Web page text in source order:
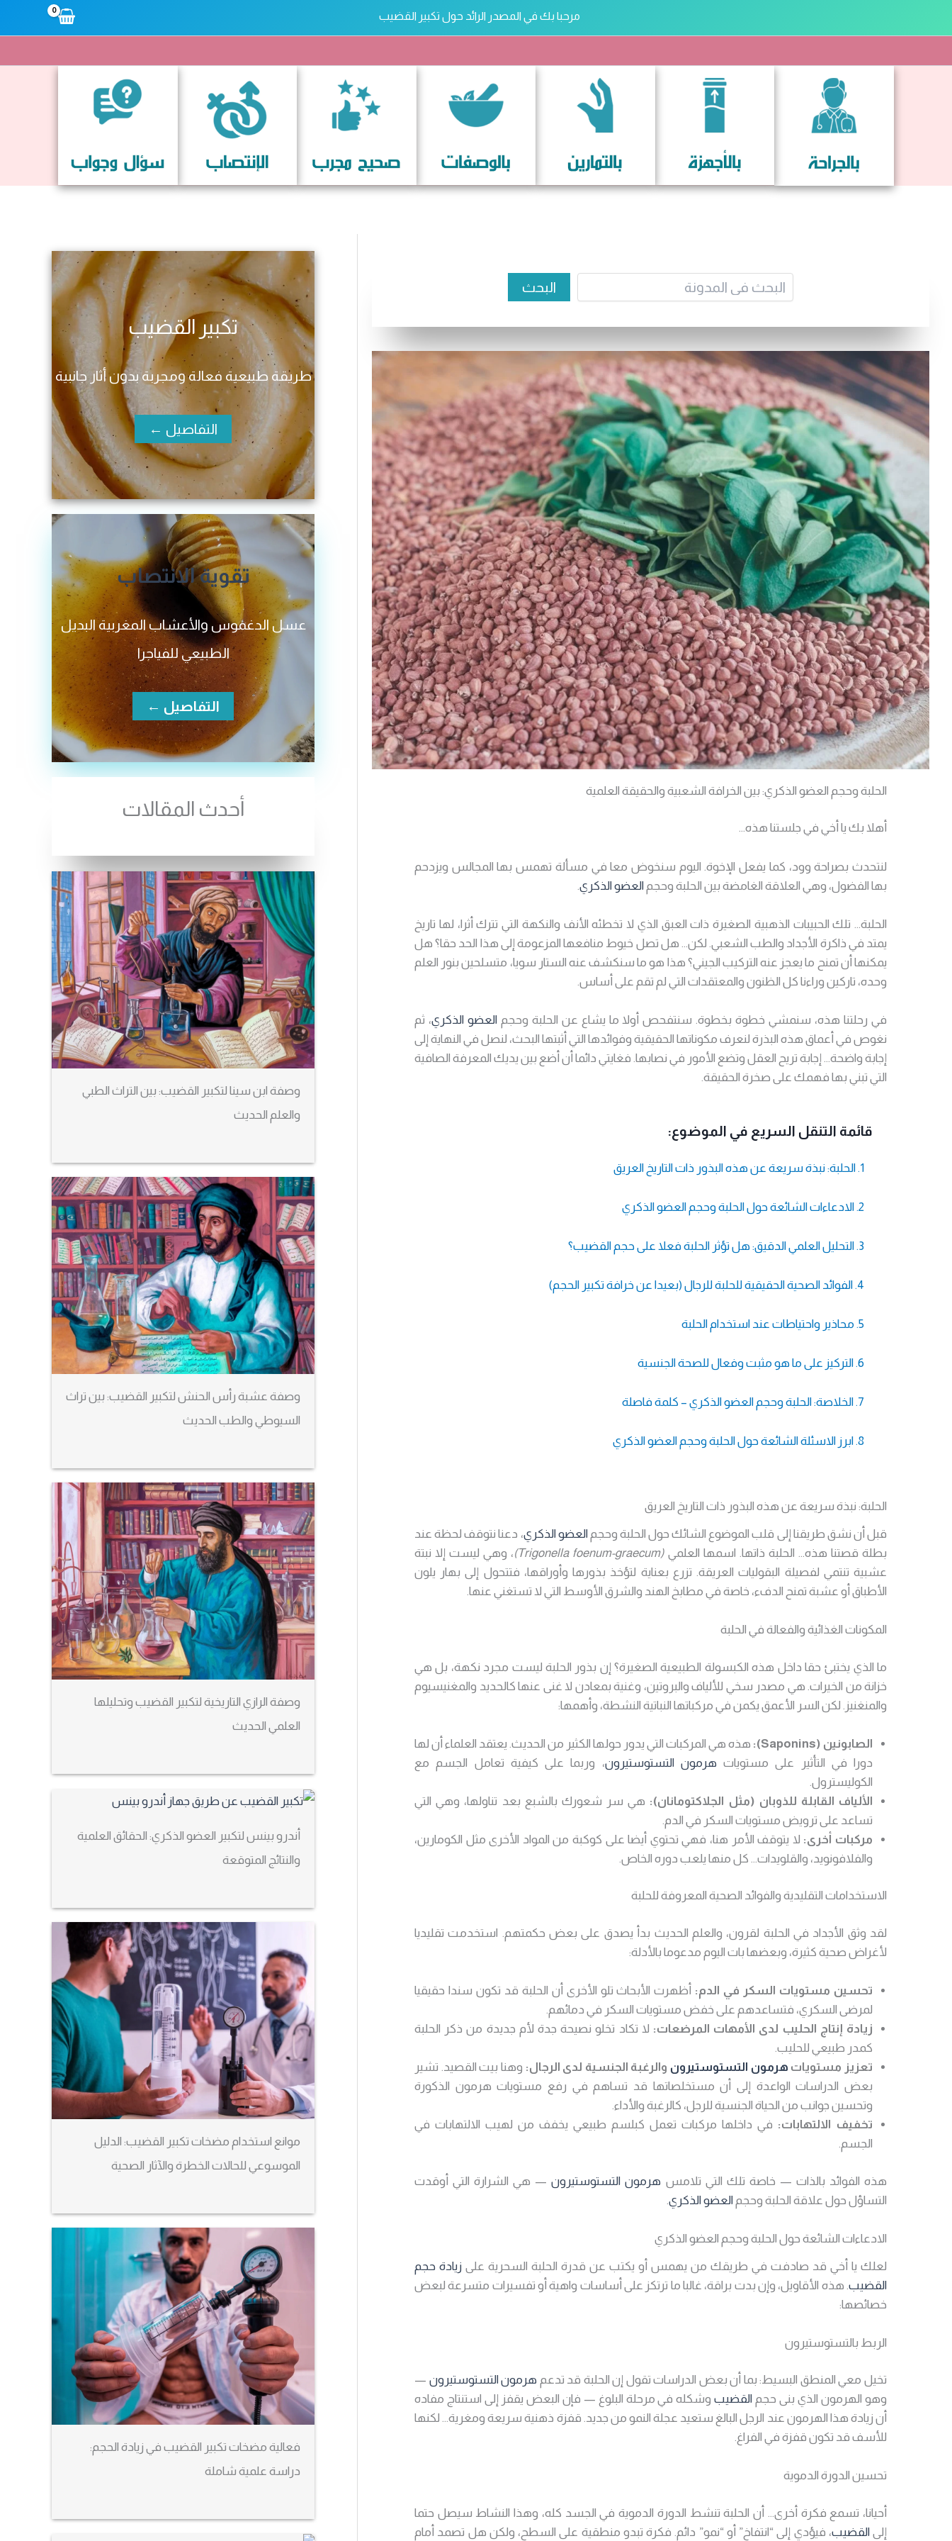
مرحبا بك في المصدر الرائد حول تكبير القضيب
البحث
الحلبة وحجم العضو الذكري: بين الخرافة الشعبية والحقيقة العلمية
أهلا بك يا أخي في جلستنا هذه…
لنتحدث بصراحة وود، كما يفعل الإخوة. اليوم سنخوض معا في مسألة تهمس بها المجالس ويزدحم
بها الفضول، وهي العلاقة الغامضة بين الحلبة وحجم العضو الذكري
الحلبة… تلك الحبيبات الذهبية الصغيرة ذات العبق الذي لا تخطئه الأنف والنكهة التي تترك أثرا، لها تاريخ
يمتد في ذاكرة الأجداد والطب الشعبي. لكن… هل تصل خيوط منافعها المزعومة إلى هذا الحد حقا؟ هل
يمكنها أن تمنح ما يعجز عنه التركيب الجيني؟ هذا هو ما سنكشف عنه الستار سويا، متسلحين بنور العلم
وحده، تاركين وراءنا كل الظنون والمعتقدات التي لم تقم على أساس.
في رحلتنا هذه، سنمشي خطوة بخطوة. سنتفحص أولا ما يشاع عن الحلبة وحجمالعضو الذكري، ثم
نغوص في أعماق هذه البذرة لنعرف مكوناتها الحقيقية وفوائدها التي أثبتها البحث، لنصل في النهاية إلى
إجابة واضحة… إجابة تريح العقل وتضع الأمور في نصابها. فغايتي دائما أن أضع بين يديك المعرفة الصافية
التي تبني بها فهمك على صخرة الحقيقة.
قائمة التنقل السريع في الموضوع:
1. الحلبة: نبذة سريعة عن هذه البذور ذات التاريخ العريق
2. الادعاءات الشائعة حول الحلبة وحجم العضو الذكري
3. التحليل العلمي الدقيق: هل تؤثر الحلبة فعلا على حجم القضيب؟
4. الفوائد الصحية الحقيقية للحلبة للرجال (بعيدا عن خرافة تكبير الحجم)
5. محاذير واحتياطات عند استخدام الحلبة
6. التركيز على ما هو مثبت وفعال للصحة الجنسية
7. الخلاصة: الحلبة وحجم العضو الذكري – كلمة فاصلة
8. ابرز الاسئلة الشائعة حول الحلبة وحجم العضو الذكري
الحلبة: نبذة سريعة عن هذه البذور ذات التاريخ العريق
قبل أن نشق طريقنا إلى قلب الموضوع الشائك حول الحلبة وحجمالعضو الذكري، دعنا نتوقف لحظة عند
بطلة قصتنا هذه… الحلبة ذاتها. اسمها العلمي(Trigonella foenum-graecum)
، وهي ليست إلا نبتة
عشبية تنتمي لفصيلة البقوليات العريقة. تزرع بعناية لتؤخذ بذورها وأوراقها، فتتحول إلى بهار يلون
الأطباق أو عشبة تمنح الدفء، خاصة في مطابخ الهند والشرق الأوسط التي لا تستغني عنها.
المكونات الغذائية والفعالة في الحلبة
ما الذي يختبئ حقا داخل هذه الكبسولة الطبيعية الصغيرة؟ إن بذور الحلبة ليست مجرد نكهة، بل هي
خزانة من الخيرات. هي مصدر سخي للألياف والبروتين، وغنية بمعادن لا غنى عنها كالحديد والمغنيسيوم
والمنغنيز. لكن السر الأعمق يكمن في مركباتها النباتية النشطة، وأهمها:
الصابونين (Saponins):
هذه هي المركبات التي يدور حولها الكثير من الحديث. يعتقد العلماء أن لها
دورا في التأثير على مستوياتهرمون التستوستيرون، وربما على كيفية تعامل الجسم مع
الكوليسترول.
الألياف القابلة للذوبان (مثل الجلاكتومانان): هي سر شعورك بالشبع بعد تناولها، وهي التي
تساعد على ترويض مستويات السكر في الدم.
مركبات أخرى: لا يتوقف الأمر هنا، فهي تحتوي أيضا على كوكبة من المواد الأخرى مثل الكومارين،
والفلافونويد، والقلويدات… كل منها يلعب دوره الخاص.
الاستخدامات التقليدية والفوائد الصحية المعروفة للحلبة
لقد وثق الأجداد في الحلبة لقرون، والعلم الحديث بدأ يصدق على بعض حكمتهم. استخدمت تقليديا
لأغراض صحية كثيرة، وبعضها بات اليوم مدعوما بالأدلة:
تحسين مستويات السكر في الدم: أظهرت الأبحاث تلو الأخرى أن الحلبة قد تكون سندا حقيقيا
لمرضى السكري، فتساعدهم على خفض مستويات السكر في دمائهم.
زيادة إنتاج الحليب لدى الأمهات المرضعات: لا تكاد تخلو نصيحة جدة لأم جديدة من ذكر الحلبة
كمدر طبيعي للحليب.
تعزيز مستويات هرمون التستوستيرون والرغبة الجنسية لدى الرجال: وهنا بيت القصيد. تشير
بعض الدراسات الواعدة إلى أن مستخلصاتها قد تساهم في رفع مستويات هرمون الذكورة
وتحسين جوانب من الحياة الجنسية للرجل، كالرغبة والأداء.
تخفيف الالتهابات: في داخلها مركبات تعمل كبلسم طبيعي يخفف من لهيب الالتهابات في
الجسم.
هذه الفوائد بالذات — خاصة تلك التي تلامس هرمون التستوستيرون— هي الشرارة التي أوقدت
التساؤل حول علاقة الحلبة وحجم العضو الذكري
الادعاءات الشائعة حول الحلبة وحجم العضو الذكري
لعلك يا أخي قد صادفت في طريقك من يهمس أو يكتب عن قدرة الحلبة السحرية على زيادة حجم
القضيب . هذه الأقاويل، وإن بدت براقة، غالبا ما ترتكز على أساسات واهية أو تفسيرات متسرعة لبعض
خصائصها:
الربط بالتستوستيرون
تخيل معي المنطق البسيط: بما أن بعض الدراسات تقول إن الحلبة قد تدعم هرمون التستوستيرون —
وهو الهرمون الذي بنى حجم القضيبوشكله في مرحلة البلوغ — فإن البعض يقفز إلى استنتاج مفاده
أن زيادة هذا الهرمون عند الرجل البالغ ستعيد عجلة النمو من جديد. قفزة ذهنية سريعة ومغرية… لكنها
للأسف قد تكون قفزة في الفراغ.
تحسين الدورة الدموية
أحيانا، تسمع فكرة أخرى… أن الحلبة تنشط الدورة الدموية في الجسد كله، وهذا النشاط سيصل حتما
إلىالقضيب، فيؤدي إلى “انتفاخ” أو “نمو” دائم. فكرة تبدو منطقية على السطح، ولكن هل تصمد أمام
تكبير القضيب
طريقة طبيعية فعالة ومجربة بدون أثار جانبية
التفاصيل ←
تقوية الانتصاب
عسل الدغموس والأعشاب المغربية البديل
الطبيعي للفياجرا
التفاصيل ←
أحدث المقالات
وصفة ابن سينا لتكبير القضيب: بين التراث الطبي
والعلم الحديث
وصفة عشبة رأس الحنش لتكبير القضيب: بين تراث
السيوطي والطب الحديث
وصفة الرازي التاريخية لتكبير القضيب وتحليلها
العلمي الحديث
أندرو بينس لتكبير العضو الذكري: الحقائق العلمية
والنتائج المتوقعة
موانع استخدام مضخات تكبير القضيب: الدليل
الموسوعي للحالات الخطرة والآثار الصحية
فعالية مضخات تكبير القضيب في زيادة الحجم:
دراسة علمية شاملة